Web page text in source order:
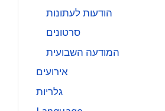
הודעות לעתונות
סרטונים
המודעה השבועית
אירועים
גלריות